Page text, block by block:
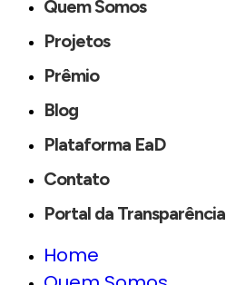
Quem Somos
Projetos
Prêmio
Blog
Plataforma EaD
Contato
Portal da Transparência
Home